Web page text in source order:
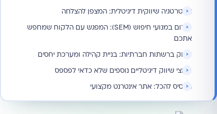
אסטרטגיה שיווקית דיגיטלית: המצפן להצלחה
קידום במנועי חיפוש (SEM): המפגש עם הלקוח שמחפש
אתכם
שיווק ברשתות חברתיות: בניית קהילה ומערכת יחסים
ערוצי שיווק דיגיטליים נוספים שלא כדאי לפספס
הבסיס להכל: אתר אינטרנט מקצועי